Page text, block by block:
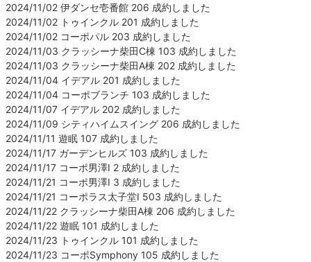
2024/11/02 伊ダンセ壱番館 206 成約しました
2024/11/02 トゥインクル 201 成約しました
2024/11/02 コーポパル 203 成約しました
2024/11/03 クラッシーナ柴田C棟 103 成約しました
2024/11/03 クラッシーナ柴田A棟 202 成約しました
2024/11/04 イデアル 201 成約しました
2024/11/04 コーポブランチ 103 成約しました
2024/11/07 イデアル 202 成約しました
2024/11/09 シティハイムスイング 206 成約しました
2024/11/11 遊眠 107 成約しました
2024/11/17 ガーデンヒルズ 103 成約しました
2024/11/17 コーポ男澤Ⅰ 2 成約しました
2024/11/21 コーポ男澤Ⅰ 3 成約しました
2024/11/21 コーポラス太子堂Ⅰ 503 成約しました
2024/11/22 クラッシーナ柴田A棟 206 成約しました
2024/11/22 遊眠 101 成約しました
2024/11/23 トゥインクル 101 成約しました
2024/11/23 コーポSymphony 105 成約しました